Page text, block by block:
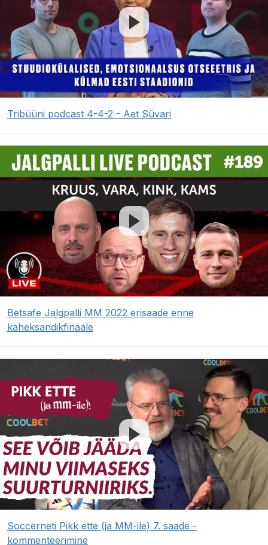
Tribüüni podcast 4-4-2 - Aet Süvari
Betsafe Jalgpalli MM 2022 erisaade enne
kaheksandikfinaale
Soccerneti Pikk ette (ja MM-ile) 7. saade -
kommenteerimine